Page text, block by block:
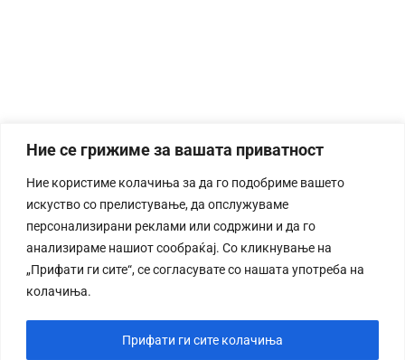
Ние се грижиме за вашата приватност
Ние користиме колачиња за да го подобриме вашето
искуство со прелистување, да опслужуваме
персонализирани реклами или содржини и да го
анализираме нашиот сообраќај. Со кликнување на
„Прифати ги сите“, се согласувате со нашата употреба на
колачиња.
Прифати ги сите колачиња